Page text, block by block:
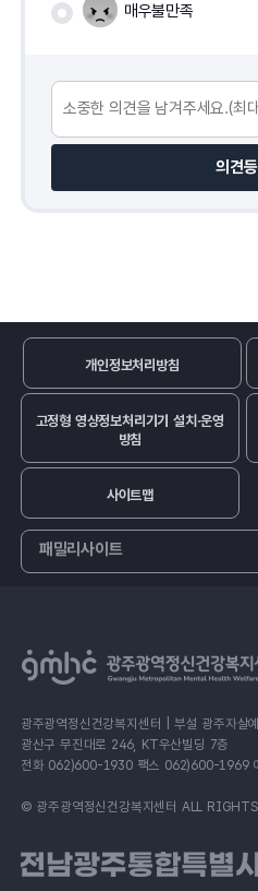
매우불만족
의견
개인정보처리방침
고정형 영상정보처리기기 설치·운영
방침
사이트맵
패밀리사이트
광주광역정신건강복지센터 | 부설 광주자살
광산구 무진대로 246, KT우산빌딩 7층
전화 062)600-1930 팩스 062)600-1969
© 광주광역정신건강복지센터 ALL